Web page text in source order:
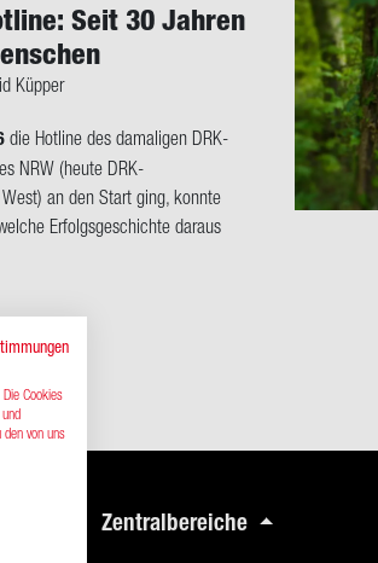
Seit 30 Jah­ren
Küp­per
die Hot­line des da­ma­li­gen DRK-​
NRW (heute DRK-​
an den Start ging, konn­te
Er­folgs­ge­schich­te dar­aus
Zentralbereiche
Cookies
den von uns